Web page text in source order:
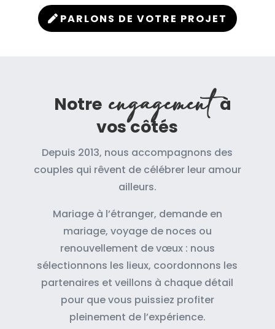
PARLONS DE VOTRE PROJET
Notreengagementà
vos côtés
Depuis 2013, nous accompagnons des
couples qui rêvent de célébrer leur amour
ailleurs.
Mariage à l’étranger, demande en
mariage, voyage de noces ou
renouvellement de vœux : nous
sélectionnons les lieux, coordonnons les
partenaires et veillons à chaque détail
pour que vous puissiez profiter
pleinement de l’expérience.